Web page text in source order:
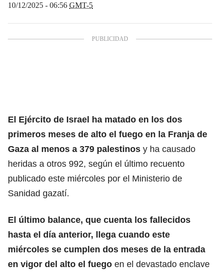
10/12/2025 - 06:56 GMT-5
El Ejército de Israel ha matado en los dos
primeros meses de alto el fuego en la Franja de
Gaza al menos a 379 palestinos y ha causado
heridas a otros 992, según el último recuento
publicado este miércoles por el Ministerio de
Sanidad gazatí.
El último balance, que cuenta los fallecidos
hasta el día anterior, llega cuando este
miércoles se cumplen dos meses de la entrada
en vigor del alto el fuego en el devastado enclave